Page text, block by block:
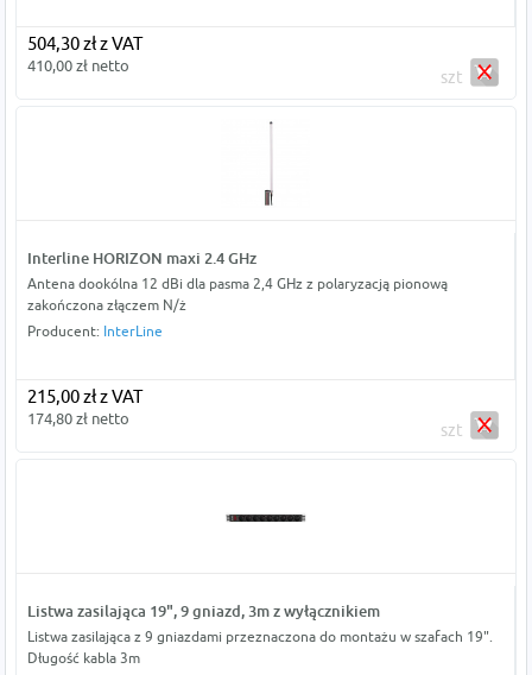
504,30 zł z VAT
410,00 zł netto
szt
Interline HORIZON maxi 2.4 GHz
Antena dookólna 12 dBi dla pasma 2,4 GHz z polaryzacją pionową
zakończona złączem N/ż
Producent: InterLine
215,00 zł z VAT
174,80 zł netto
szt
Listwa zasilająca 19", 9 gniazd, 3m z wyłącznikiem
Listwa zasilająca z 9 gniazdami przeznaczona do montażu w szafach 19".
Długość kabla 3m